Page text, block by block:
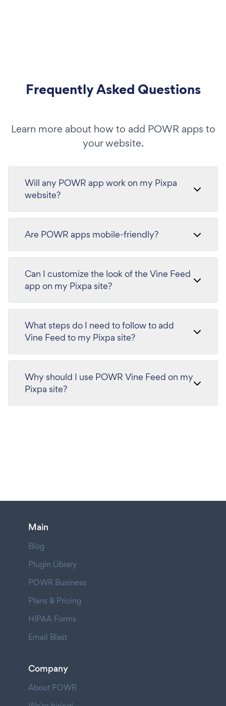
Frequently Asked Questions
Learn more about how to add POWR apps to
your website.
Will any POWR app work on my Pixpa
website?
Are POWR apps mobile-friendly?
Can I customize the look of the Vine Feed
app on my Pixpa site?
What steps do I need to follow to add
Vine Feed to my Pixpa site?
Why should I use POWR Vine Feed on my
Pixpa site?
Main
Blog
Plugin Library
POWR Business
Plans & Pricing
HIPAA Forms
Email Blast
Company
About POWR